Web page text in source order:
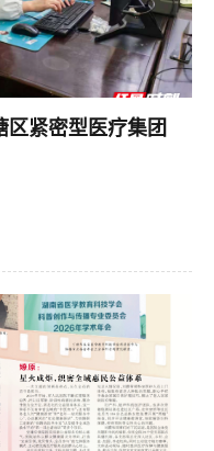
区紧密型医疗集团